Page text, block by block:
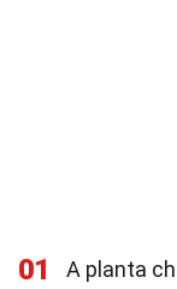
01
A planta